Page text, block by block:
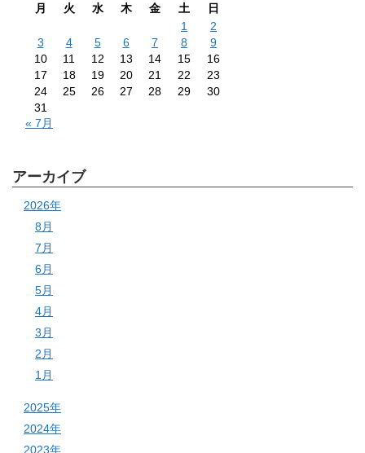
月
火 水 木 金 土
日
1
2
3
4 5 6 7 8
9
10
11 12 13 14 15
16
17
18 19 20 21 22
23
24
25 26 27 28 29
30
31
« 7月
アーカイブ
2026年
8月
7月
6月
5月
4月
3月
2月
1月
2025年
2024年
2023年